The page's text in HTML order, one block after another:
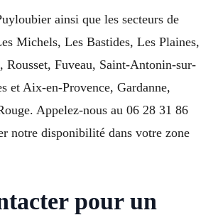
ainsi que les secteurs de
Michels, Les Bastides, Les Plaines,
Rousset, Fuveau, Saint-Antonin-sur-
et Aix-en-Provence, Gardanne,
Appelez-nous au 06 28 31 86
notre disponibilité dans votre zone
pour un